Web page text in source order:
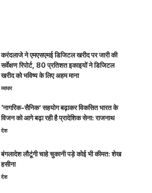
करंदलाजे ने एमएसएमई डिजिटल खरीद पर जारी की
सर्वेक्षण रिपोर्ट, 80 प्रतिशत इकाइयों ने डिजिटल
खरीद को भविष्य के लिए अहम माना
व्यापार
‘नागरिक-सैनिक’ सहयोग बढ़ाकर विकसित भारत के
विजन को आगे बढ़ा रही है प्रादेशिक सेना: राजनाथ
देश
बंगलादेश लौटूंगी चाहे चुकानी पड़े कोई भी कीमत: शेख
हसीना
देश